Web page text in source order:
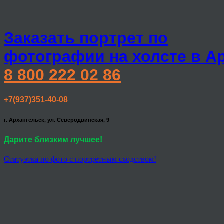
Заказать портрет по
фотографии на холсте в
8 800 222 02 86
+7(937)351-40-08
г. Архангельск, ул. Северодвинская, 9
Дарите близким лучшее!
Статуэтка по фото с портретным сходством!